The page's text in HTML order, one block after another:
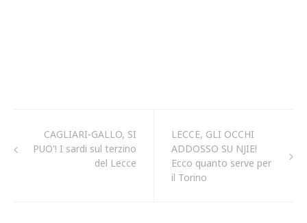
CAGLIARI-GALLO, SI
PUO'! I sardi sul terzino
del Lecce
LECCE, GLI OCCHI
ADDOSSO SU NJIE!
Ecco quanto serve per
il Torino